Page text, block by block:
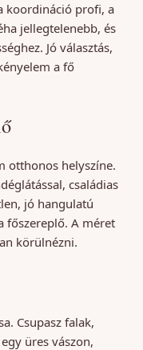
koordináció profi, a
jellegtelenebb, és
Jó választás,
a fő
otthonos helyszíne.
családias
jó hangulatú
főszereplő. A méret
körülnézni.
Csupasz falak,
üres vászon,